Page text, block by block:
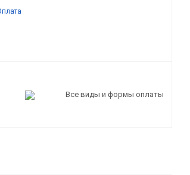
Все виды и формы оплаты